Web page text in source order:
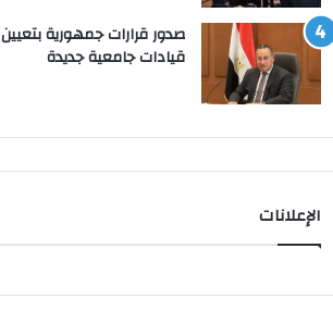
صدور قرارات جمهورية بتعيين
قيادات جامعية جديدة
الإعلانات